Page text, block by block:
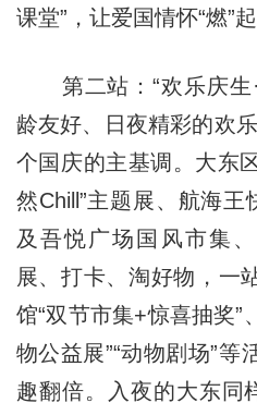
课堂”，让爱国情怀“燃”起
第二站：“欢乐庆生
龄友好、日夜精彩的欢
个国庆的主基调。大东
然Chill”主题展、航海
及吾悦广场国风市集
展、打卡、淘好物，一
馆“双节市集+惊喜抽奖”
物公益展”“动物剧场”等
趣翻倍。入夜的大东同